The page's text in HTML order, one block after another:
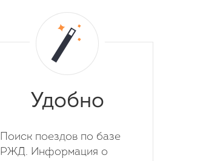
Удобно
Поиск поездов по базе
РЖД. Информация о